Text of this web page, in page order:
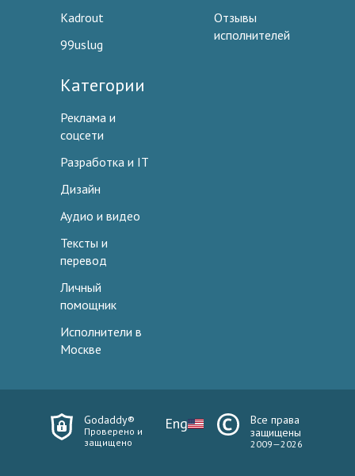
Kadrout
99uslug
Отзывы
исполнителей
Категории
Реклама и
соцсети
Разработка и IT
Дизайн
Аудио и видео
Тексты и
перевод
Личный
помощник
Исполнители в
Москве
Godaddy®
Проверено и
защищено
Eng
Все права
защищены
2009—2026